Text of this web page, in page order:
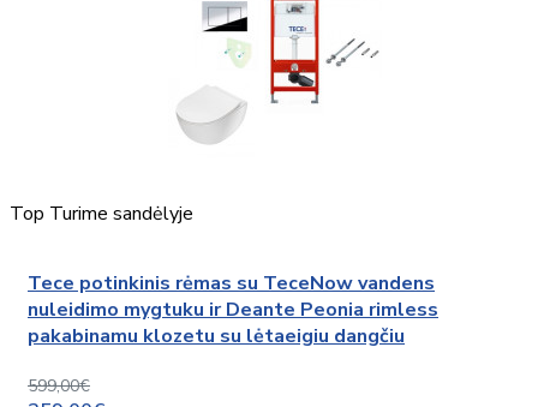
Top Turime sandėlyje
Tece potinkinis rėmas su TeceNow vandens
nuleidimo mygtuku ir Deante Peonia rimless
pakabinamu klozetu su lėtaeigiu dangčiu
599,00€